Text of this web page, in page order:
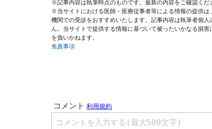
※記事内容は執筆時点のものです。最新の内容をご確認くだ
※当サイトにおける医師・医療従事者等による情報の提供
機関での受診をおすすめいたします。記事内容は執筆者個
ん。当サイトで提供する情報に基づいて被ったいかなる損
を負いかねます。
免責事項